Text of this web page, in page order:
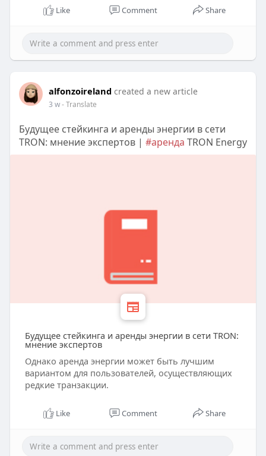
Like Comment Share
alfonzoireland created a new article
3 w- Translate
Будущее стейкинга и аренды энергии в сети
TRON: мнение экспертов | #аренда TRON Energy
Будущее стейкинга и аренды энергии в сети TRON:
мнение экспертов
Однако аренда энергии может быть лучшим
вариантом для пользователей, осуществляющих
редкие транзакции.
Like Comment Share